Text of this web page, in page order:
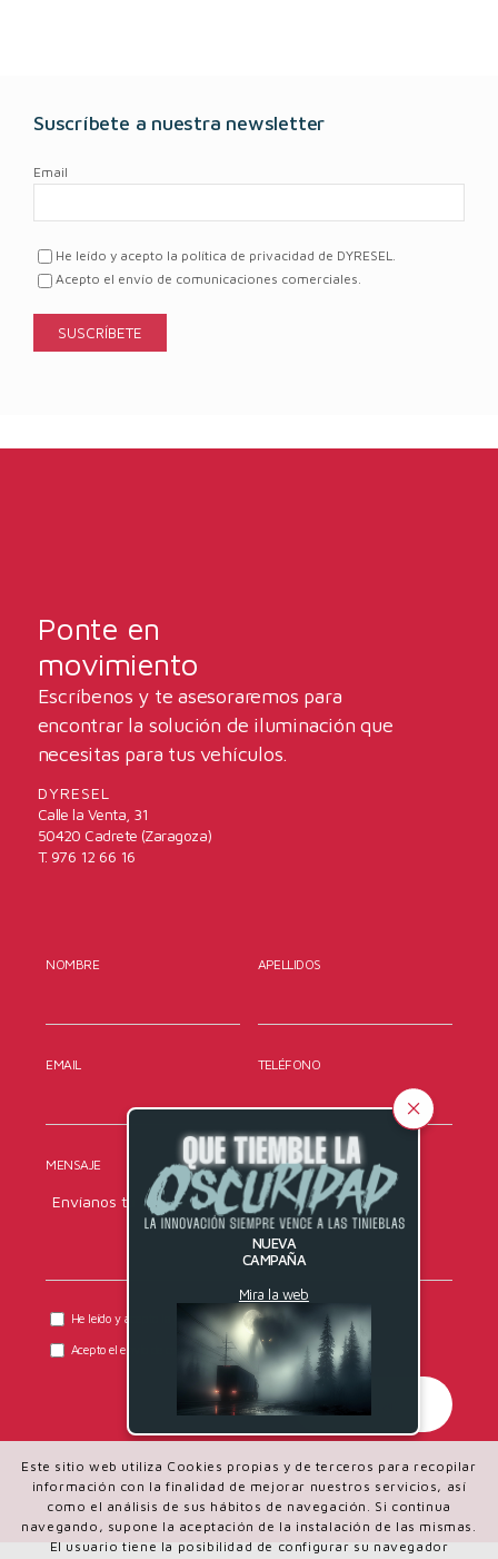
NUEVA
CAMPAÑA
Mira la web
Suscríbete a nuestra newsletter
Email
He leído y acepto la política de privacidad de DYRESEL.
Acepto el envío de comunicaciones comerciales.
Ponte en
movimiento
Escríbenos y te asesoraremos para
encontrar la solución de iluminación que
necesitas para tus vehículos.
DYRESEL
Calle la Venta, 31
50420 Cadrete (Zaragoza)
T. 976 12 66 16
NOMBRE APELLIDOS
EMAIL TELÉFONO
MENSAJE
He leído y acepto la política de privacidad de DYRESEL.
Acepto el envío de comunicaciones comerciales.
Este sitio web utiliza Cookies propias y de terceros para recopilar
información con la finalidad de mejorar nuestros servicios, así
como el análisis de sus hábitos de navegación. Si continua
navegando, supone la aceptación de la instalación de las mismas.
El usuario tiene la posibilidad de configurar su navegador